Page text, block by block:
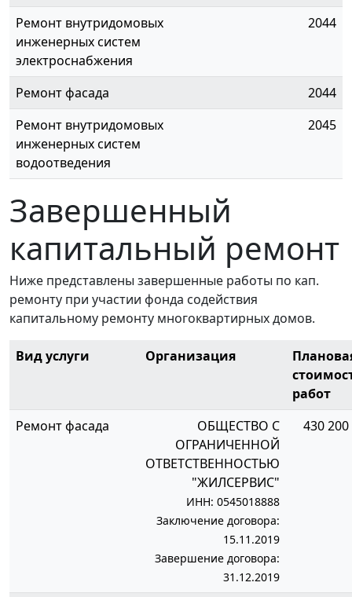
Ремонт внутридомовых
инженерных систем
электроснабжения
2044
Ремонт фасада
2044
Ремонт внутридомовых
инженерных систем
водоотведения
2045
Завершенный
капитальный ремонт
Ниже представлены завершенные работы по кап.
ремонту при участии фонда содействия
капитальному ремонту многоквартирных домов.
Вид услуги Организация
работ
Ремонт фасада
ОБЩЕСТВО С
ОГРАНИЧЕННОЙ
ОТВЕТСТВЕННОСТЬЮ
"ЖИЛСЕРВИС"
ИНН: 0545018888
Заключение договора:
15.11.2019
Завершение договора:
31.12.2019
430 200